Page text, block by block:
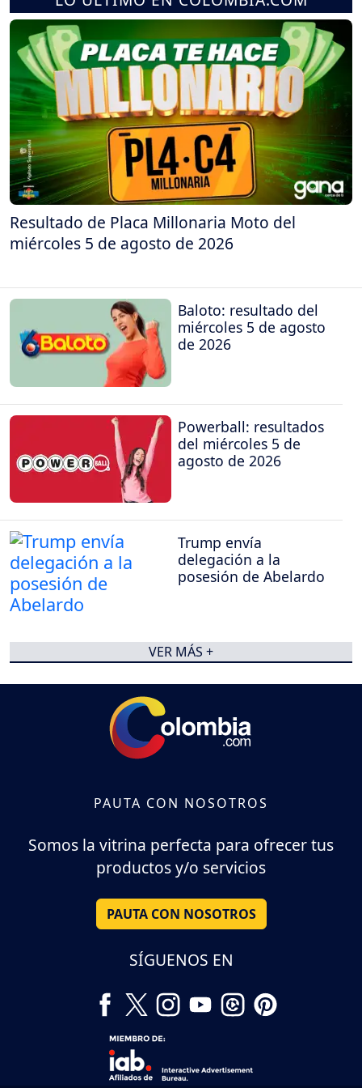
Resultado de Placa Millonaria Moto del
miércoles 5 de agosto de 2026
Baloto: resultado del
miércoles 5 de agosto
de 2026
Powerball: resultados
del miércoles 5 de
agosto de 2026
Trump envía
delegación a la
posesión de Abelardo
VER MÁS +
PAUTA CON NOSOTROS
Somos la vitrina perfecta para ofrecer tus
productos y/o servicios
PAUTA CON NOSOTROS
SÍGUENOS EN